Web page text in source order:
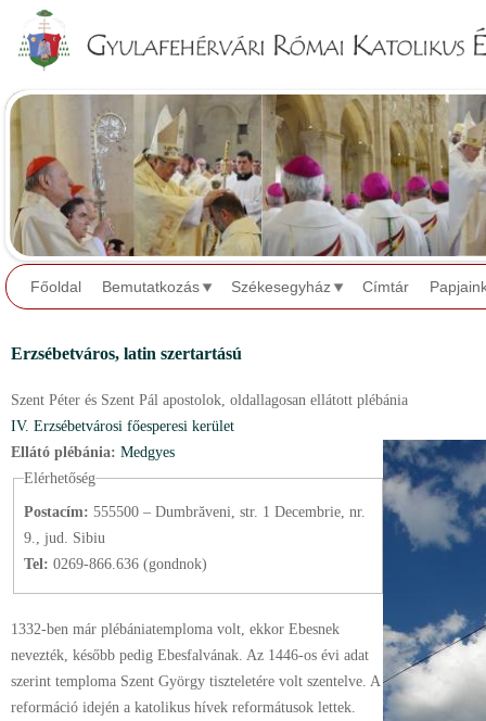
Főoldal Bemutatkozás Székesegyház Címtár
Erzsébetváros, latin szertartású
Szent Péter és Szent Pál apostolok, oldallagosan ellátott plébánia
IV. Erzsébetvárosi főesperesi kerület
Ellátó plébánia: Medgyes
Elérhetőség
Postacím: 555500 – Dumbrăveni, str. 1 Decembrie, nr.
9., jud. Sibiu
Tel: 0269-866.636 (gondnok)
1332-ben már plébániatemploma volt, ekkor Ebesnek
nevezték, később pedig Ebesfalvának. Az 1446-os évi adat
szerint temploma Szent György tiszteletére volt szentelve. A
reformáció idején a katolikus hívek reformátusok lettek.